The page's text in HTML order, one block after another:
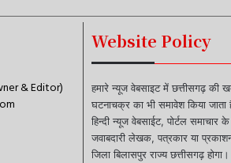
& Editor)
Website Policy
हमारे न्यूज वेबसाइट में छत्तीसगढ़ की
घटनाचक्र का भी समावेश किया
हिन्दी न्यूज वेबसाईट, पोर्टल समाचार
जवाबदारी लेखक, पत्रकार या
जिला बिलासपुर राज्य छत्तीसगढ़